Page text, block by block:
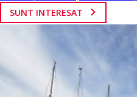
SUNT INTERESAT